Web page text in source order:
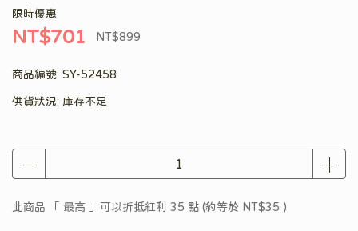
限時優惠
NT$701 NT$899
商品編號: SY-52458
供貨狀況: 庫存不足
此商品 「 最高 」可以折抵紅利 35 點 (約等於 NT$35 )